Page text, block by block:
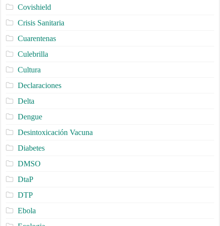
Covishield
Crisis Sanitaria
Cuarentenas
Culebrilla
Cultura
Declaraciones
Delta
Dengue
Desintoxicación Vacuna
Diabetes
DMSO
DtaP
DTP
Ebola